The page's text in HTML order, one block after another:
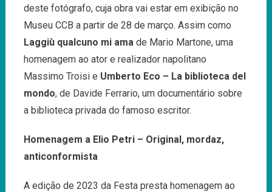
deste fotógrafo, cuja obra vai estar em exibição no
Museu CCB a partir de 28 de março. Assim como
Laggiù qualcuno mi ama de Mario Martone, uma
homenagem ao ator e realizador napolitano
Massimo Troisi e Umberto Eco – La biblioteca del
mondo, de Davide Ferrario, um documentário sobre
a biblioteca privada do famoso escritor.
Homenagem a Elio Petri – Original, mordaz,
anticonformista
A edição de 2023 da Festa presta homenagem ao